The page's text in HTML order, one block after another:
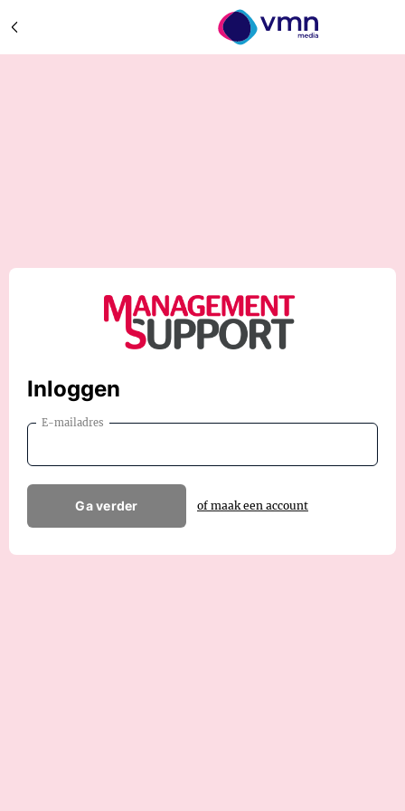
Inloggen
E-mailadres
Ga verder of maak een account